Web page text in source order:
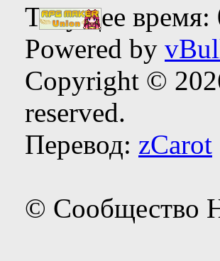
Текущее время:
Powered by
Copyright ©
reserved.
Перевод: zCarot
© Сообщество